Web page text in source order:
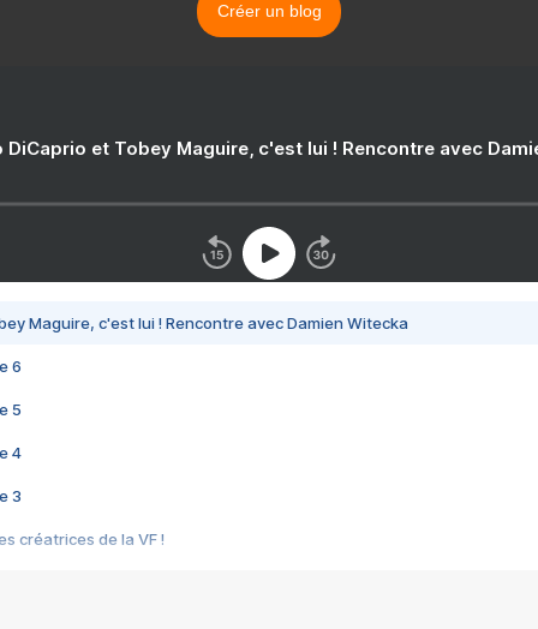
Créer un blog
DiCaprio et Tobey Maguire, c'est lui ! Rencontre avec
Maguire, c'est lui ! Rencontre avec Damien Witecka
6
5
4
3
créatrices de la VF !